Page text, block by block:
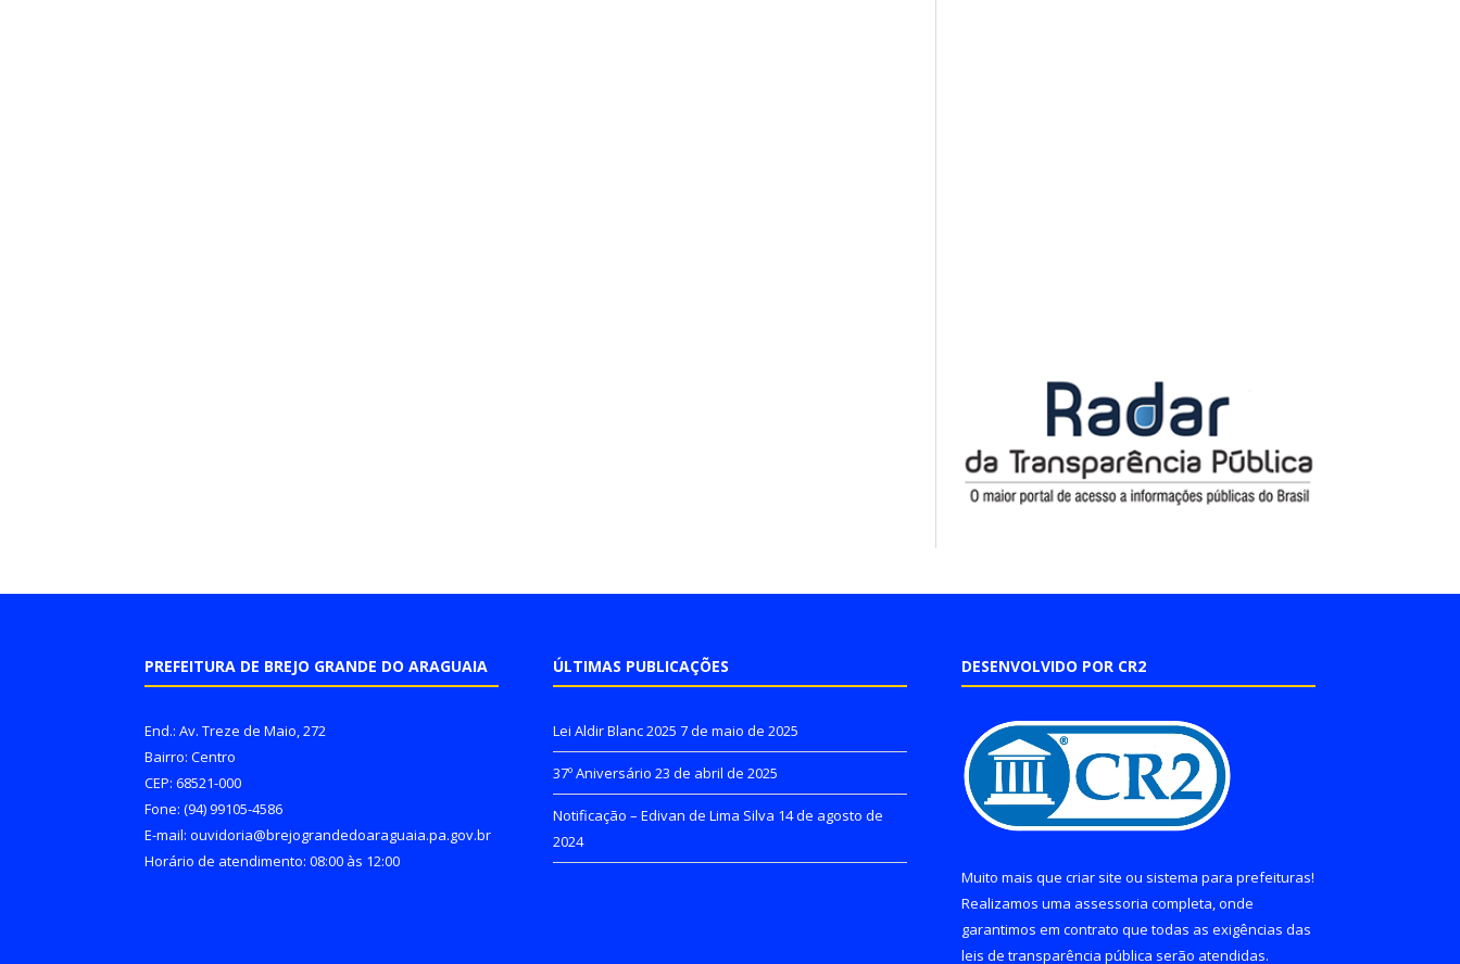
PREFEITURA DE BREJO GRANDE DO ARAGUAIA
End.: Av. Treze de Maio, 272
Bairro: Centro
CEP: 68521-000
Fone: (94) 99105-4586
E-mail: ouvidoria@brejograndedoaraguaia.pa.gov.br
Horário de atendimento: 08:00 às 12:00
ÚLTIMAS PUBLICAÇÕES
Lei Aldir Blanc 2025 7 de maio de 2025
37º Aniversário 23 de abril de 2025
Notificação – Edivan de Lima Silva 14 de agosto de
2024
DESENVOLVIDO POR CR2
Muito mais que criar site ou sistema para prefeituras!
Realizamos uma assessoria completa, onde
garantimos em contrato que todas as exigências das
leis de transparência pública serão atendidas.